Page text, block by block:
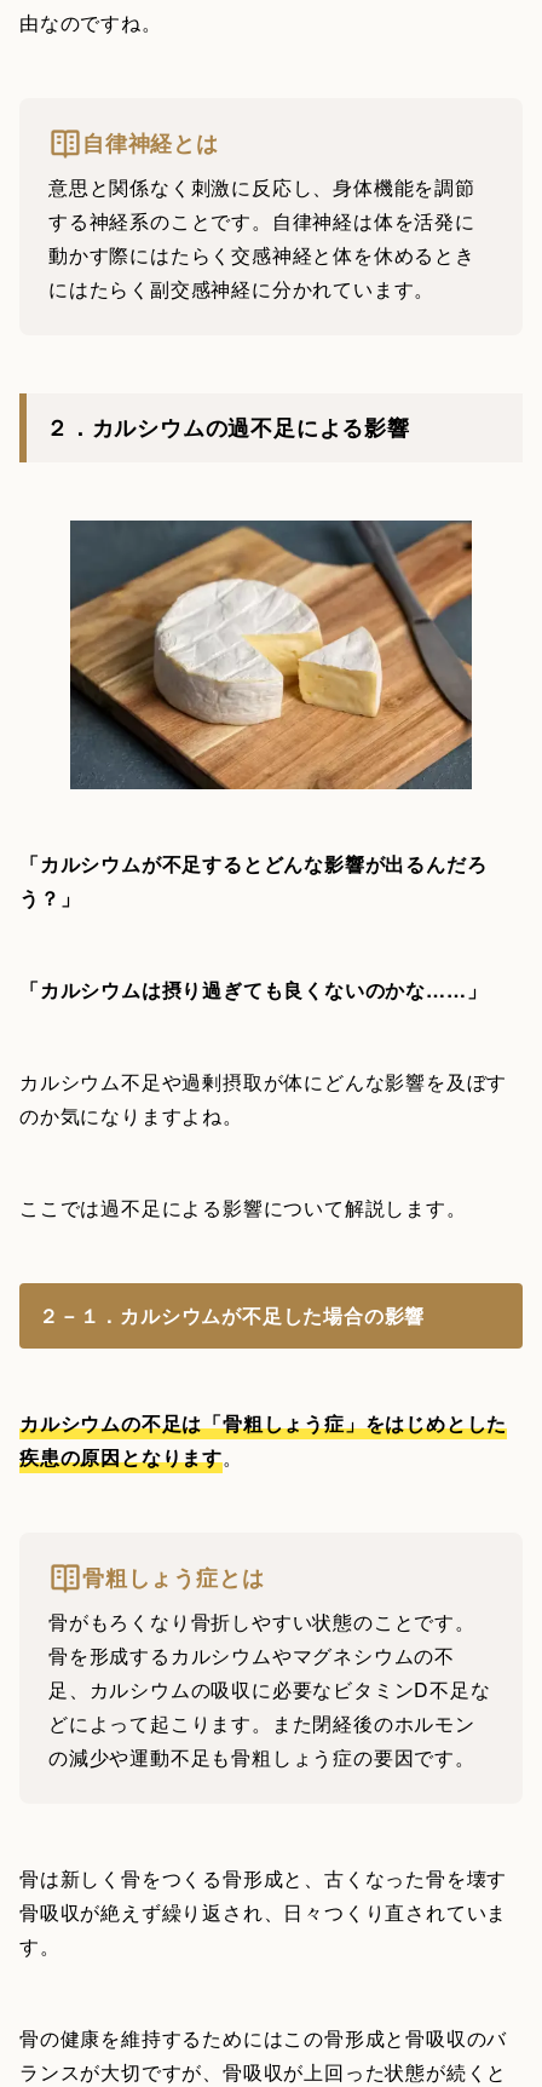
由なのですね。
自律神経とは
意思と関係なく刺激に反応し、身体機能を調節
する神経系のことです。自律神経は体を活発に
動かす際にはたらく交感神経と体を休めるとき
にはたらく副交感神経に分かれています。
２．カルシウムの過不足による影響
「カルシウムが不足するとどんな影響が出るんだろ
う？」
「カルシウムは摂り過ぎても良くないのかな……」
カルシウム不足や過剰摂取が体にどんな影響を及ぼす
のか気になりますよね。
ここでは過不足による影響について解説します。
２－１．カルシウムが不足した場合の影響
カルシウムの不足は「骨粗しょう症」をはじめとした
疾患の原因となります。
骨粗しょう症とは
骨がもろくなり骨折しやすい状態のことです。
骨を形成するカルシウムやマグネシウムの不
足、カルシウムの吸収に必要なビタミンD不足な
どによって起こります。また閉経後のホルモン
の減少や運動不足も骨粗しょう症の要因です。
骨は新しく骨をつくる骨形成と、古くなった骨を壊す
骨吸収が絶えず繰り返され、日々つくり直されていま
す。
骨の健康を維持するためにはこの骨形成と骨吸収のバ
ランスが大切ですが、骨吸収が上回った状態が続くと